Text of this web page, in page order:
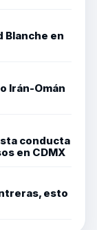
Blanche en
Irán-Omán
conducta
en CDMX
esto